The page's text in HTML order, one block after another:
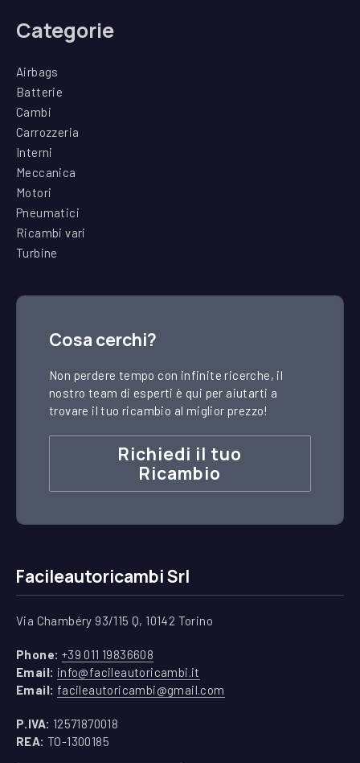
Categorie
Airbags
Batterie
Cambi
Carrozzeria
Interni
Meccanica
Motori
Pneumatici
Ricambi vari
Turbine
Cosa cerchi?
Non perdere tempo con infinite ricerche, il
nostro team di esperti è qui per aiutarti a
trovare il tuo ricambio al miglior prezzo!
Richiedi il tuo
Ricambio
Facileautoricambi Srl
Via Chambéry 93/115 Q, 10142 Torino
Phone: +39 011 19836608
Email: info@facileautoricambi.it
Email: facileautoricambi@gmail.com
P.IVA: 12571870018
REA: TO-1300185